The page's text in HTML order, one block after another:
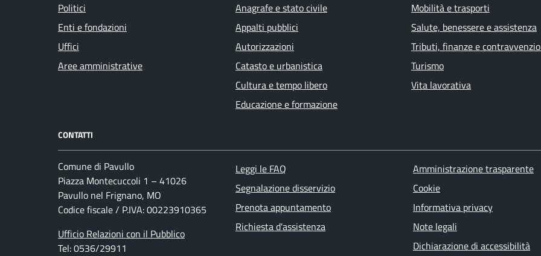
Politici
Enti e fondazioni
Uffici
Aree amministrative
Anagrafe e stato civile
Appalti pubblici
Autorizzazioni
Catasto e urbanistica
Cultura e tempo libero
Educazione e formazione
Mobilità e trasporti
Salute, benessere e assistenza
Tributi, finanze e
Turismo
Vita lavorativa
CONTATTI
Comune di Pavullo
Piazza Montecuccoli 1 – 41026
Pavullo nel Frignano, MO
Codice fiscale / P.IVA: 00223910365
Ufficio Relazioni con il Pubblico
Tel: 0536/29911
Leggi le FAQ
Segnalazione disservizio
Prenota appuntamento
Richiesta d'assistenza
Amministrazione trasparente
Cookie
Informativa privacy
Note legali
Dichiarazione di accessibilità